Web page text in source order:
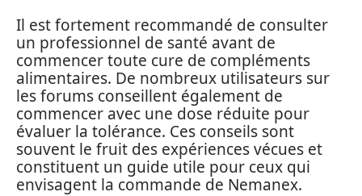
Il est fortement recommandé de consulter
un professionnel de santé avant de
commencer toute cure de compléments
alimentaires. De nombreux utilisateurs sur
les forums conseillent également de
commencer avec une dose réduite pour
évaluer la tolérance. Ces conseils sont
souvent le fruit des expériences vécues et
constituent un guide utile pour ceux qui
envisagent la commande de Nemanex.